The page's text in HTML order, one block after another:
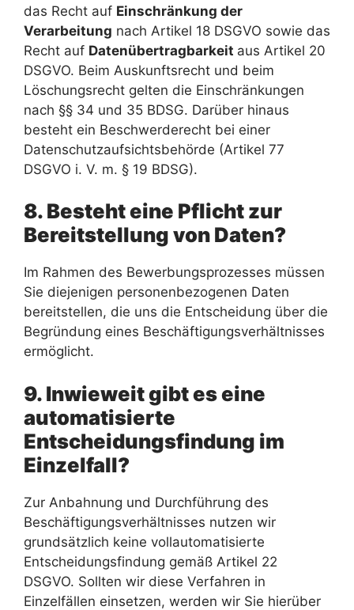
das Recht auf Einschränkung der
Verarbeitung nach Artikel 18 DSGVO sowie das
Recht auf Datenübertragbarkeit aus Artikel 20
DSGVO. Beim Auskunftsrecht und beim
Löschungsrecht gelten die Einschränkungen
nach §§ 34 und 35 BDSG. Darüber hinaus
besteht ein Beschwerderecht bei einer
Datenschutzaufsichtsbehörde (Artikel 77
DSGVO i. V. m. § 19 BDSG).
8. Besteht eine Pflicht zur
Bereitstellung von Daten?
Im Rahmen des Bewerbungsprozesses müssen
Sie diejenigen personenbezogenen Daten
bereitstellen, die uns die Entscheidung über die
Begründung eines Beschäftigungsverhältnisses
ermöglicht.
9. Inwieweit gibt es eine
automatisierte
Entscheidungsfindung im
Einzelfall?
Zur Anbahnung und Durchführung des
Beschäftigungsverhältnisses nutzen wir
grundsätzlich keine vollautomatisierte
Entscheidungsfindung gemäß Artikel 22
DSGVO. Sollten wir diese Verfahren in
Einzelfällen einsetzen, werden wir Sie hierüber